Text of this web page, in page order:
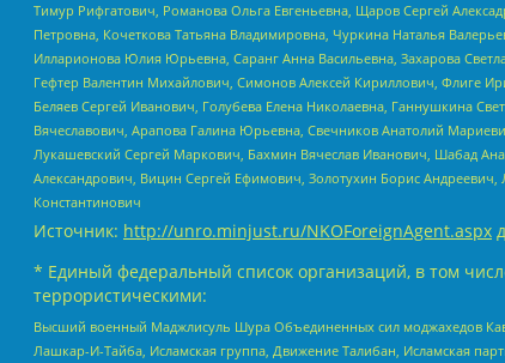
Тимур Рифгатович, Романова Ольга Евгеньевна, Щаров Сергей
Петровна, Кочеткова Татьяна Владимировна, Чуркина Наталья
Илларионова Юлия Юрьевна, Саранг Анна Васильевна, Захарова
Гефтер Валентин Михайлович, Симонов Алексей Кириллович, Флиге
Беляев Сергей Иванович, Голубева Елена Николаевна, Ганнушкина
Вячеславович, Арапова Галина Юрьевна, Свечников Анатолий
Лукашевский Сергей Маркович, Бахмин Вячеслав Иванович, Шабад
Александрович, Вицин Сергей Ефимович, Золотухин Борис
Константинович
Источник: http://unro.minjust.ru/NKOForeignAgent.aspx
* Единый федеральный список организаций, в том
террористическими:
Высший военный Маджлисуль Шура Объединенных сил моджахедов
Лашкар-И-Тайба, Исламская группа, Движение Талибан, Исламская